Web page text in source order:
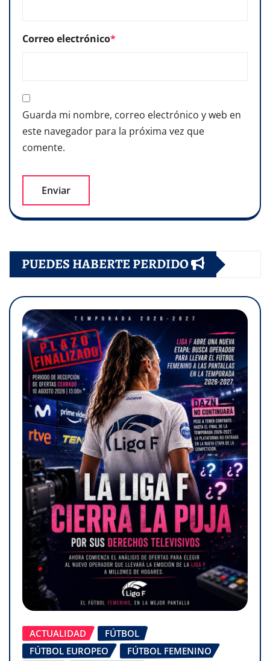
Correo electrónico*
Guarda mi nombre, correo electrónico y web en
este navegador para la próxima vez que
comente.
PUEDES HABERTE PERDIDO
ACTUALIDAD
FÚTBOL
FÚTBOL EUROPEO
FÚTBOL FEMENINO